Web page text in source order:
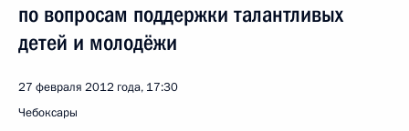
по вопросам поддержки талантливых
детей и молодёжи
27 февраля 2012 года, 17:30
Чебоксары